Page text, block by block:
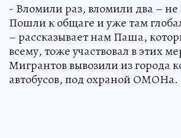
- Вломили раз, вломили два –
Пошли к общаге и уже там
– рассказывает нам Паша,
всему, тоже участвовал в этих
Мигрантов вывозили из города
автобусов, под охраной ОМОНа.